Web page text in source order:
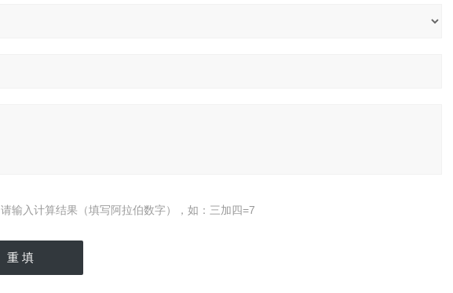
请输入计算结果（填写阿拉伯数字），如：三加四=7